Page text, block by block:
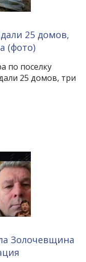
25 домов,
(фото)
по поселку
25 домов, три
Золочевщина